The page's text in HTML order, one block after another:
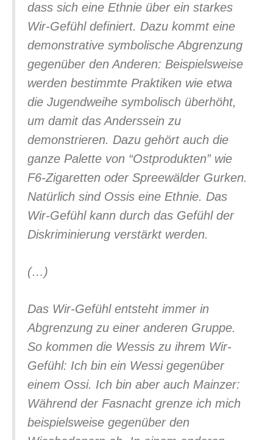
dass sich eine Ethnie über ein starkes
Wir-Gefühl definiert. Dazu kommt eine
demonstrative symbolische Abgrenzung
gegenüber den Anderen: Beispielsweise
werden bestimmte Praktiken wie etwa
die Jugendweihe symbolisch überhöht,
um damit das Anderssein zu
demonstrieren. Dazu gehört auch die
ganze Palette von “Ostprodukten” wie
F6-Zigaretten oder Spreewälder Gurken.
Natürlich sind Ossis eine Ethnie. Das
Wir-Gefühl kann durch das Gefühl der
Diskriminierung verstärkt werden.
(…)
Das Wir-Gefühl entsteht immer in
Abgrenzung zu einer anderen Gruppe.
So kommen die Wessis zu ihrem Wir-
Gefühl: Ich bin ein Wessi gegenüber
einem Ossi. Ich bin aber auch Mainzer:
Während der Fasnacht grenze ich mich
beispielsweise gegenüber den